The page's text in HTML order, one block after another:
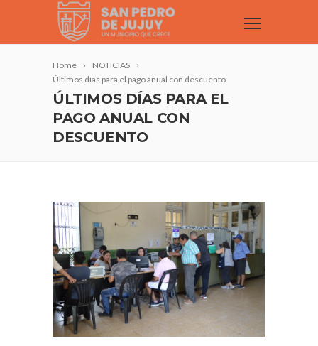
Home
NOTICIAS
Últimos días para el pago anual con descuento
ÚLTIMOS DÍAS PARA EL
PAGO ANUAL CON
DESCUENTO